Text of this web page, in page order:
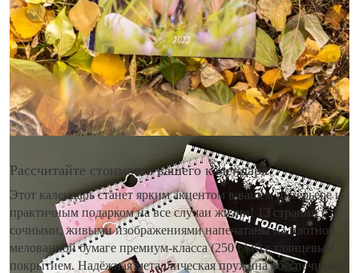
Рассчитайте стоимость вашего календаря
Этот календарь станет ярким акцентом в вашем интерьере и
практичным подарком на все случаи жизни! 13 страниц с
сочными, живыми изображениями напечатаны на плотной
мелованной бумаге премиум-класса (250 г/м²) с глянцевым
покрытием. Надёжная металлическая пружина обеспечивает